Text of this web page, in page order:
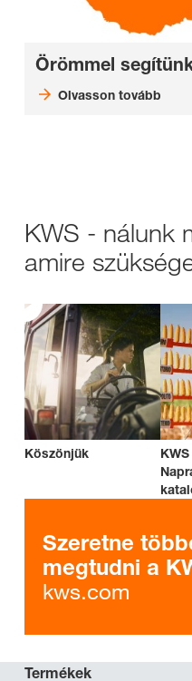
Örömmel
Olvasson tovább
KWS - nálunk
amire
Köszönjük
Szeretne
megtudni a
kws.com
Termékek